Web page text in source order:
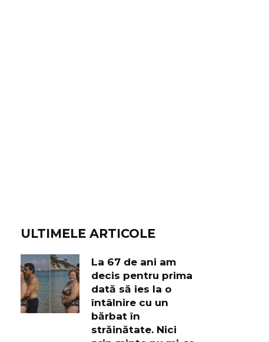
ULTIMELE ARTICOLE
La 67 de ani am
decis pentru prima
dată să ies la o
întâlnire cu un
bărbat în
străinătate. Nici